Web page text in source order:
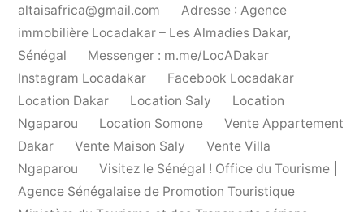
altaisafrica@gmail.com
Adresse : Agence
immobilière Locadakar – Les Almadies Dakar,
Sénégal
Messenger : m.me/LocADakar
Instagram Locadakar
Facebook Locadakar
Location Dakar
Location Saly
Location
Ngaparou
Location Somone
Vente Appartement
Dakar
Vente Maison Saly
Vente Villa
Ngaparou
Visitez le Sénégal ! Office du Tourisme |
Agence Sénégalaise de Promotion Touristique